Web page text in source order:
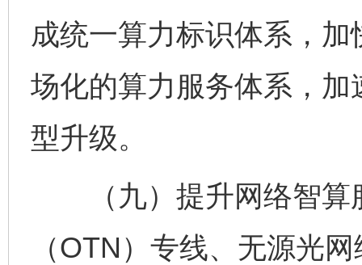
成统一算力标识体系，
场化的算力服务体系，
型升级。
（九）提升网络智算
（OTN）专线、无源光